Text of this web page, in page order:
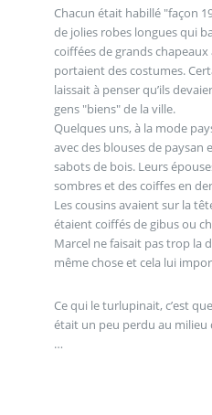
Chacun était habillé "façon
de jolies robes longues qui
coiffées de grands
portaient des costumes.
laissait à penser qu’ils
gens "biens" de la ville.
Quelques uns, à la mode
avec des blouses de paysan
sabots de bois. Leurs
sombres et des coiffes en
Les cousins avaient sur la
étaient coiffés de gibus ou
Marcel ne faisait pas trop la
même chose et cela lui
Ce qui le turlupinait, c’est
était un peu perdu au milieu
…